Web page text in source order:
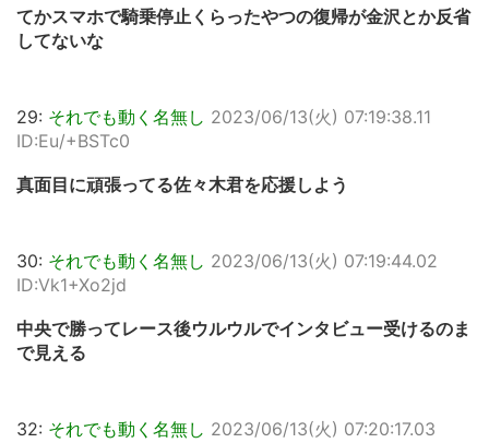
てかスマホで騎乗停止くらったやつの復帰が金沢とか反省
してないな
29: それでも動く名無し 2023/06/13(火) 07:19:38.11
ID:Eu/+BSTc0
真面目に頑張ってる佐々木君を応援しよう
30: それでも動く名無し 2023/06/13(火) 07:19:44.02
ID:Vk1+Xo2jd
中央で勝ってレース後ウルウルでインタビュー受けるのま
で見える
32: それでも動く名無し 2023/06/13(火) 07:20:17.03